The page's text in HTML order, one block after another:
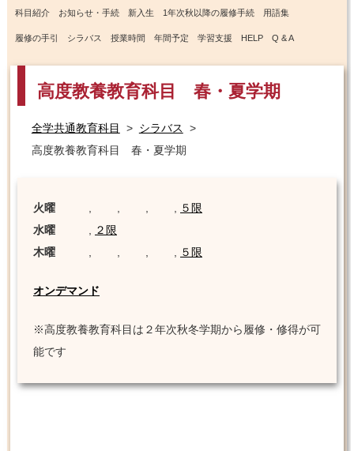
科目紹介 お知らせ・手続 新入生 1年次秋以降の履修手続 用語集
履修の手引 シラバス 授業時間 年間予定 学習支援 HELP Q & A
高度教養教育科目 春・夏学期
全学共通教育科目 > シラバス
>
高度教養教育科目 春・夏学期
火曜
５限
水曜
２限
木曜
５限
オンデマンド
※高度教養教育科目は２年次秋冬学期から履修・修得が可
能です